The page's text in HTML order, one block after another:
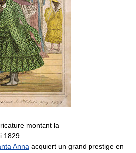
montant la
1829
Anna acquiert un grand prestige en